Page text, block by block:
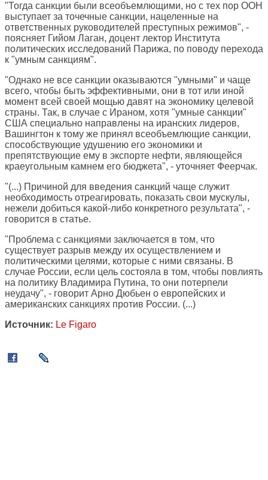
"Тогда санкции были всеобъемлющими, но с тех пор ООН
выступает за точечные санкции, нацеленные на
ответственных руководителей преступных режимов", -
поясняет Гийом Лаган, доцент лектор Института
политических исследований Парижа, по поводу перехода
к "умным санкциям".
"Однако не все санкции оказываются "умными" и чаще
всего, чтобы быть эффективными, они в тот или иной
момент всей своей мощью давят на экономику целевой
страны. Так, в случае с Ираном, хотя "умные санкции"
США специально направлены на иранских лидеров,
Вашингтон к тому же принял всеобъемлющие санкции,
способствующие удушению его экономики и
препятствующие ему в экспорте нефти, являющейся
краеугольным камнем его бюджета", - уточняет Феерчак.
"(...) Причиной для введения санкций чаще служит
необходимость отреагировать, показать свои мускулы,
нежели добиться какой-либо конкретного результата", -
говорится в статье.
"Проблема с санкциями заключается в том, что
существует разрыв между их осуществлением и
политическими целями, которые с ними связаны. В
случае России, если цель состояла в том, чтобы повлиять
на политику Владимира Путина, то они потерпели
неудачу", - говорит Арно Дюбьен о европейских и
американских санкциях против России. (...)
Источник: Le Figaro